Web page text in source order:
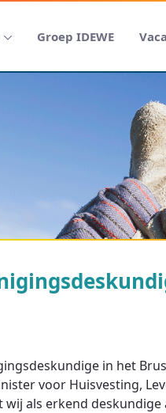
Groep IDEWE
in het
voor Huisvesting,
als erkend